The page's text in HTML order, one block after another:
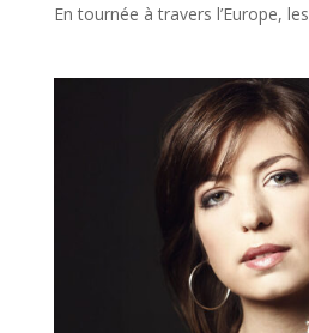
En tournée à travers l’Europe,